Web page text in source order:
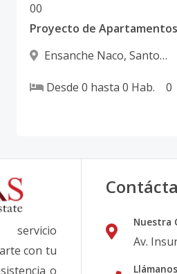
00
Ensanche Naco, Santo
Desde 0 hasta 0 Hab. 0
con tu
o
Nuestra
Av.
Llámanos